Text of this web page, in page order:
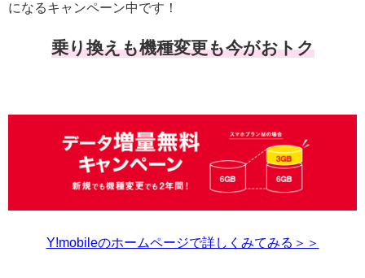
になるキャンペーン中です！
乗り換えも機種変更も今がおトク
Y!mobileのホームページで詳しくみてみる＞＞